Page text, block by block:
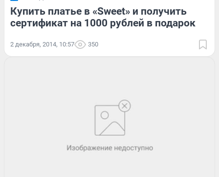
Купить платье в «Sweet» и получить
сертификат на 1000 рублей в подарок
2 декабря, 2014, 10:57 350